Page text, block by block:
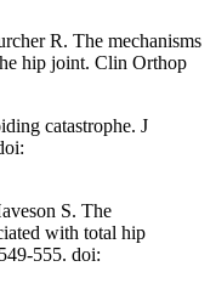
R. The mechanisms
hip joint. Clin Orthop
catastrophe. J
S. The
with total hip
555. doi: